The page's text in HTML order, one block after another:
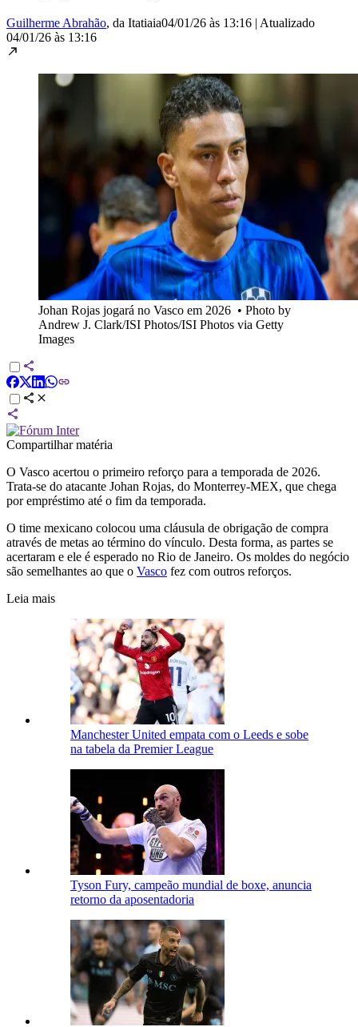
Guilherme Abrahão, da Itatiaia04/01/26 às 13:16 | Atualizado
04/01/26 às 13:16
Johan Rojas jogará no Vasco em 2026 • Photo by
Andrew J. Clark/ISI Photos/ISI Photos via Getty
Images
Compartilhar matéria
O Vasco acertou o primeiro reforço para a temporada de 2026.
Trata-se do atacante Johan Rojas, do Monterrey-MEX, que chega
por empréstimo até o fim da temporada.
O time mexicano colocou uma cláusula de obrigação de compra
através de metas ao término do vínculo. Desta forma, as partes se
acertaram e ele é esperado no Rio de Janeiro. Os moldes do negócio
são semelhantes ao que o Vasco fez com outros reforços.
Leia mais
Manchester United empata com o Leeds e sobe
na tabela da Premier League
Tyson Fury, campeão mundial de boxe, anuncia
retorno da aposentadoria